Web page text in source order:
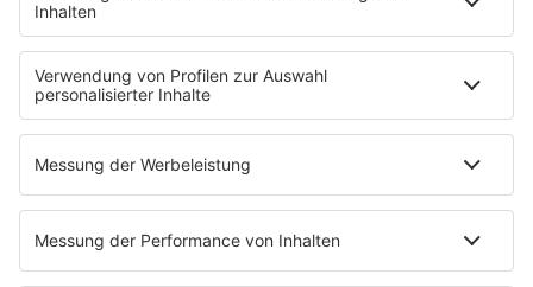
HITstory
Was macht eigentlich?
Listing
Back to the 90s
Mitmachen
Aktionen & Events
90s90s Countdown